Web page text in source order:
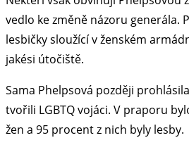
vedlo ke změně názoru generála.
lesbičky sloužící v ženském
jakési útočiště.
Sama Phelpsová později
tvořili LGBTQ vojáci. V praporu
žen a 95 procent z nich byly lesby.